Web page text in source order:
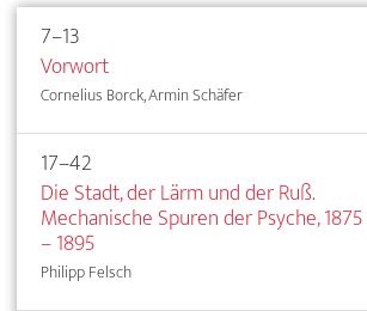
7–13
Vorwort
Cornelius Borck, Armin Schäfer
17–42
Die Stadt, der Lärm und der Ruß.
Mechanische Spuren der Psyche, 1875
– 1895
Philipp Felsch